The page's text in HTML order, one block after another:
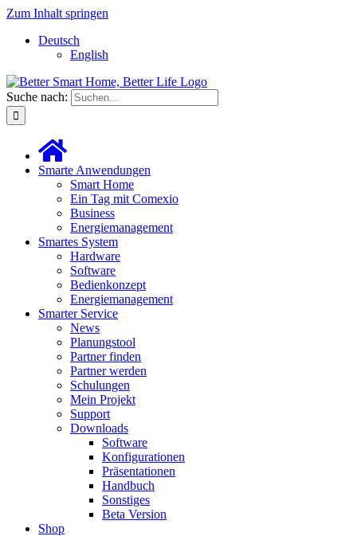
Zum Inhalt springen
Deutsch
English
Suche nach:
Smarte Anwendungen
Smart Home
Ein Tag mit Comexio
Business
Energiemanagement
Smartes System
Hardware
Software
Bedienkonzept
Energiemanagement
Smarter Service
News
Planungstool
Partner finden
Partner werden
Schulungen
Mein Projekt
Support
Downloads
Software
Konfigurationen
Präsentationen
Handbuch
Sonstiges
Beta Version
Shop